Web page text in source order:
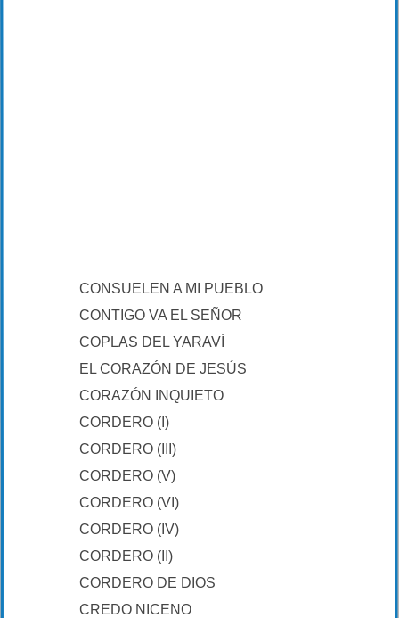
CONSUELEN A MI PUEBLO
CONTIGO VA EL SEÑOR
COPLAS DEL YARAVÍ
EL CORAZÓN DE JESÚS
CORAZÓN INQUIETO
CORDERO (I)
CORDERO (III)
CORDERO (V)
CORDERO (VI)
CORDERO (IV)
CORDERO (II)
CORDERO DE DIOS
CREDO NICENO